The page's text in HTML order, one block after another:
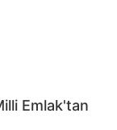
Emlak'tan